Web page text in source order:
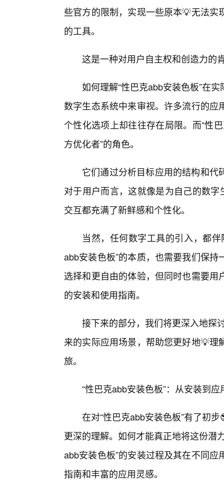
些官方的限制，实现一些原本💡无法
的工具。
这是一种对用户自主权和创造力的
如何理解“性巴克abb安装色板”在
数字生态系统中来审视。许多流行的
个性化选项上却往往存在局限。而“性
方优化者”的角色。
它们通过分析目标应用的结构和
对于用户而言，这就像是为自己的数
交互都充满了新鲜感和个性化。
当然，任何数字工具的引入，都
abb安装色板”的本质，也需要我们保
选择和更自由的体验，但同时也需要
的安装和使用指南。
接下来的部分，我们将更深入地探
来的实际应用场景，帮助您更好地💡
旅。
“性巴克abb安装色板”：从安装到
在对“性巴克abb安装色板”有了初
更深的理解。如何才能真正地将这份潜
abb安装色板”的安装过程及其在不同
指南和丰富的应用灵感。